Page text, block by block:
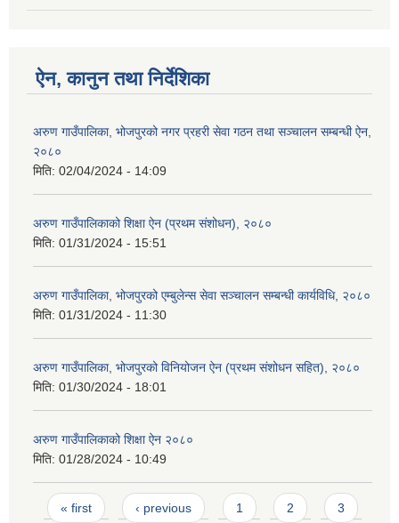
ऐन, कानुन तथा निर्देशिका
अरुण गाउँपालिका, भोजपुरको नगर प्रहरी सेवा गठन तथा सञ्‍चालन सम्बन्धी ऐन,
२०८०
मिति: 02/04/2024 - 14:09
अरुण गाउँपालिकाको शिक्षा ऐन (प्रथम संशोधन), २०८०
मिति: 01/31/2024 - 15:51
अरुण गाउँपालिका, भोजपुरको एम्बुलेन्स सेवा सञ्चालन सम्बन्धी कार्यविधि, २०८०
मिति: 01/31/2024 - 11:30
अरुण गाउँपालिका, भोजपुरको विनियोजन ऐन (प्रथम संशोधन सहित), २०८०
मिति: 01/30/2024 - 18:01
अरुण गाउँपालिकाको शिक्षा ऐन २०८०
मिति: 01/28/2024 - 10:49
Pages
« first ‹ previous 1 2 3